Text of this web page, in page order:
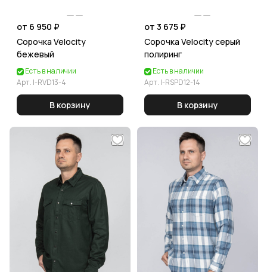
от 6 950 ₽
Сорочка Velocity
бежевый
Есть в наличии
Арт. I-RVD13-4
В корзину
от 3 675 ₽
Сорочка Velocity серый
полиринг
Есть в наличии
Арт. I-RSPD12-14
В корзину